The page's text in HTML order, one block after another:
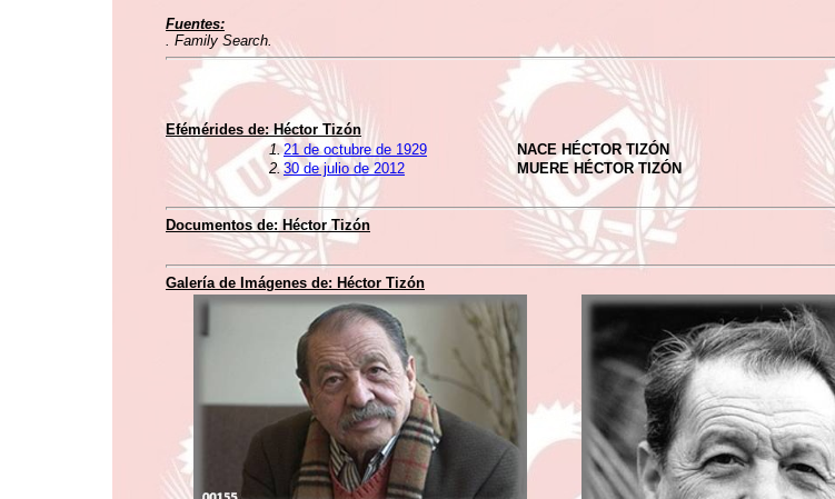
Fuentes:
. Family Search.
Efémérides de:Héctor Tizón
1.21 de octubre de 1929
NACE HÉCTOR TIZÓN
2.30 de julio de 2012 MUERE HÉCTOR TIZÓN
Documentos de: Héctor Tizón
Galería de Imágenes de: Héctor Tizón